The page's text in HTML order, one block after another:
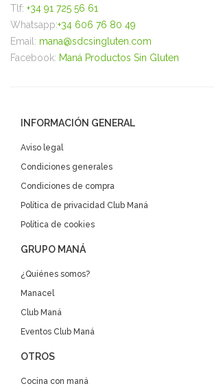
Tlf: +34 91 725 56 61
Whatsapp:+34 606 76 80 49
Email: mana@sdcsingluten.com
Facebook: Maná Productos Sin Gluten
INFORMACIÓN GENERAL
Aviso legal
Condiciones generales
Condiciones de compra
Política de privacidad Club Maná
Política de cookies
GRUPO MANÁ
¿Quiénes somos?
Manacel
Club Maná
Eventos Club Maná
OTROS
Cocina con maná